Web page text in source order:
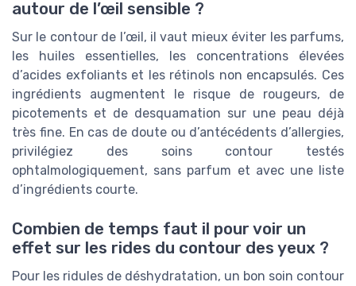
autour de l’œil sensible ?
Sur le contour de l’œil, il vaut mieux éviter les parfums,
les huiles essentielles, les concentrations élevées
d’acides exfoliants et les rétinols non encapsulés. Ces
ingrédients augmentent le risque de rougeurs, de
picotements et de desquamation sur une peau déjà
très fine. En cas de doute ou d’antécédents d’allergies,
privilégiez des soins contour testés
ophtalmologiquement, sans parfum et avec une liste
d’ingrédients courte.
Combien de temps faut il pour voir un
effet sur les rides du contour des yeux ?
Pour les ridules de déshydratation, un bon soin contour